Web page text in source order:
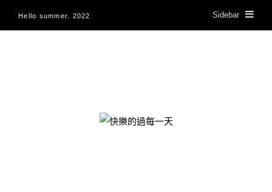
Hello summer. 2022 Sidebar
快樂的過每一天